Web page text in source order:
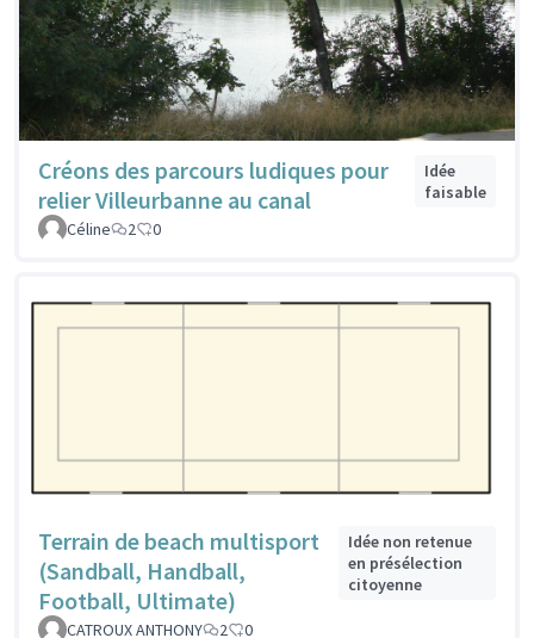
Créons des parcours ludiques pour
relier Villeurbanne au canal
Idée
faisable
Céline
2 0
Terrain de beach multisport
(Sandball, Handball,
Football, Ultimate)
Idée non retenue
en présélection
citoyenne
CATROUX ANTHONY 2 0